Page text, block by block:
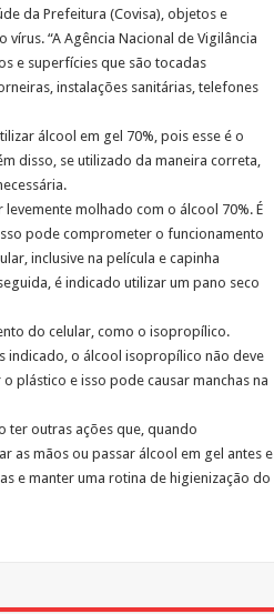
da Prefeitura (Covisa), objetos e
“A Agência Nacional de Vigilância
e superfícies que são tocadas
instalações sanitárias, telefones
álcool em gel 70%, pois esse é o
disso, se utilizado da maneira correta,
molhado com o álcool 70%. É
pode comprometer o funcionamento
inclusive na película e capinha
é indicado utilizar um pano seco
do celular, como o isopropílico.
indicado, o álcool isopropílico não deve
plástico e isso pode causar manchas na
ter outras ações que, quando
as mãos ou passar álcool em gel antes e
e manter uma rotina de higienização do